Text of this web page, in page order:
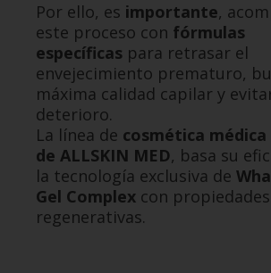
Por ello, es importante,
este proceso con fórmulas
específicas para retrasar el
envejecimiento prematuro,
máxima calidad capilar y
deterioro.
La línea de cosmética
de ALLSKIN MED, basa su
la tecnología exclusiva de
Gel Complex con propiedades
regenerativas.